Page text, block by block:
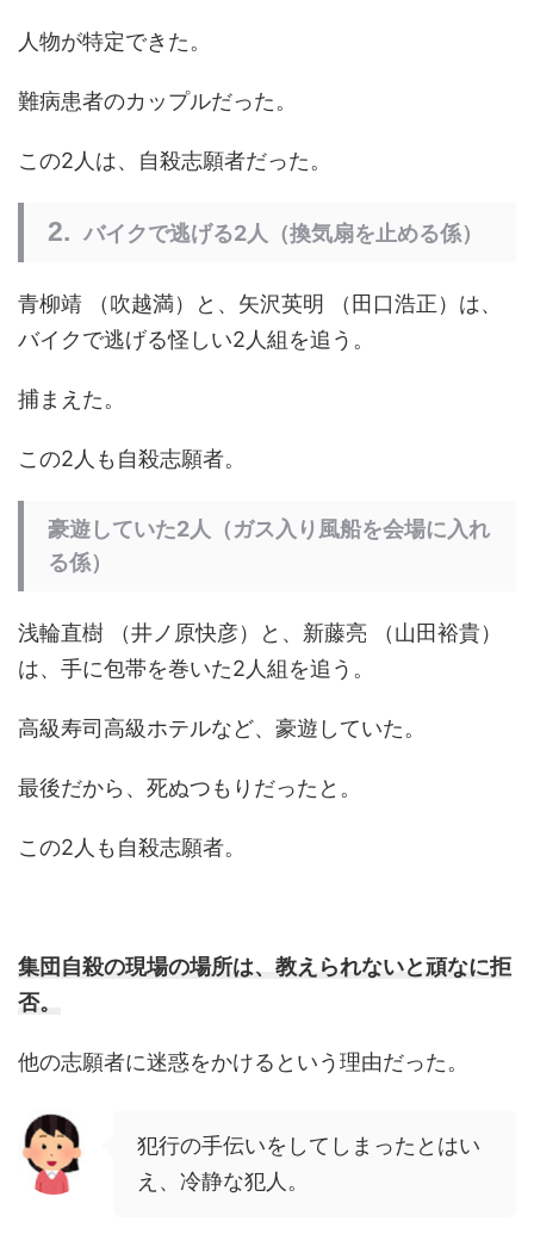
人物が特定できた。
難病患者のカップルだった。
この2人は、自殺志願者だった。
バイクで逃げる2人（換気扇を止める係）
青柳靖 （吹越満）と、矢沢英明 （田口浩正）は、
バイクで逃げる怪しい2人組を追う。
捕まえた。
この2人も自殺志願者。
豪遊していた2人（ガス入り風船を会場に入れ
る係）
浅輪直樹 （井ノ原快彦）と、新藤亮 （山田裕貴）
は、手に包帯を巻いた2人組を追う。
高級寿司高級ホテルなど、豪遊していた。
最後だから、死ぬつもりだったと。
この2人も自殺志願者。
集団自殺の現場の場所は、教えられないと頑なに拒
否。
他の志願者に迷惑をかけるという理由だった。
犯行の手伝いをしてしまったとはい
え、冷静な犯人。